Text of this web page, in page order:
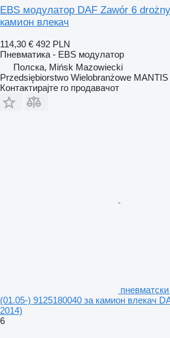
EBS модулатор DAF Zawór 6
камион влекач
114,30 € 492 PLN
Пневматика - EBS модулатор
Полска, Mińsk Mazowiecki
Przedsiębiorstwo Wielobranżowe MANTIS
Контактирајте го продавачот
(01.05-) 9125180040 за камион влекач
2014)
6